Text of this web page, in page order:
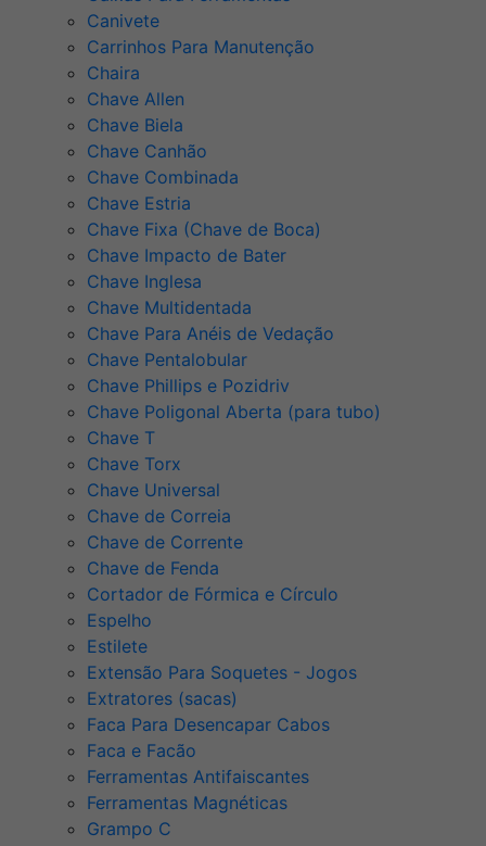
Canivete
Carrinhos Para Manutenção
Chaira
Chave Allen
Chave Biela
Chave Canhão
Chave Combinada
Chave Estria
Chave Fixa (Chave de Boca)
Chave Impacto de Bater
Chave Inglesa
Chave Multidentada
Chave Para Anéis de Vedação
Chave Pentalobular
Chave Phillips e Pozidriv
Chave Poligonal Aberta (para tubo)
Chave T
Chave Torx
Chave Universal
Chave de Correia
Chave de Corrente
Chave de Fenda
Cortador de Fórmica e Círculo
Espelho
Estilete
Extensão Para Soquetes - Jogos
Extratores (sacas)
Faca Para Desencapar Cabos
Faca e Facão
Ferramentas Antifaiscantes
Ferramentas Magnéticas
Grampo C